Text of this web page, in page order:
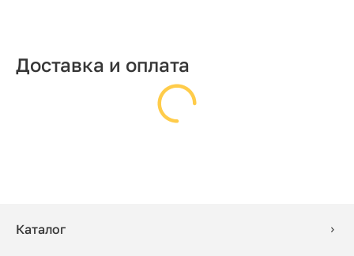
Доставка и оплата
Каталог